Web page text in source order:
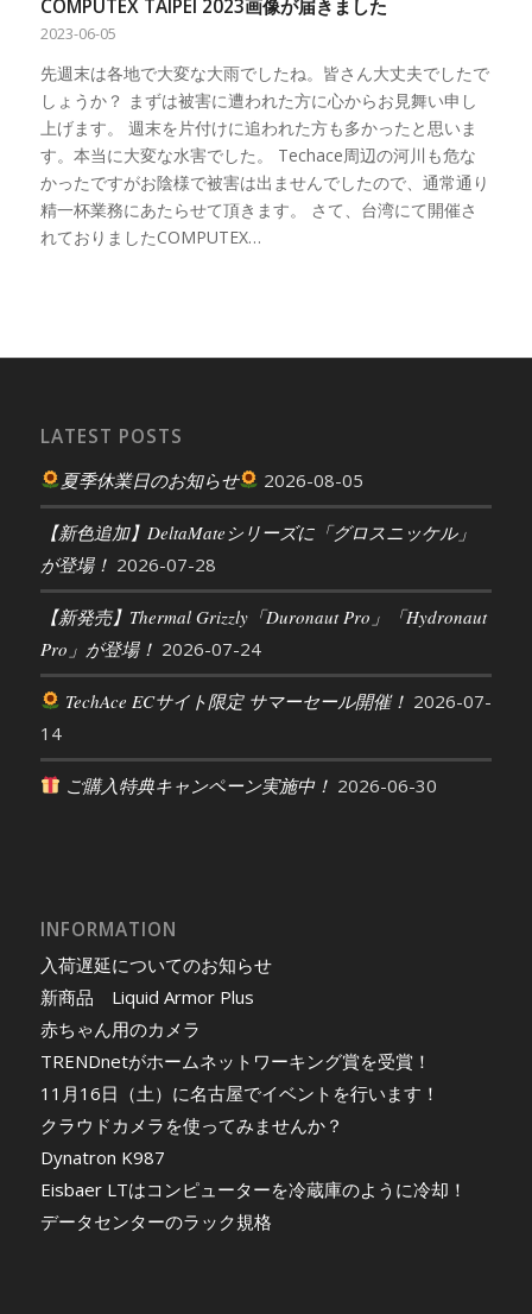
COMPUTEX TAIPEI 2023画像が届きました
2023-06-05
先週末は各地で大変な大雨でしたね。皆さん大丈夫でしたで
しょうか？ まずは被害に遭われた方に心からお見舞い申し
上げます。 週末を片付けに追われた方も多かったと思いま
す。本当に大変な水害でした。 Techace周辺の河川も危な
かったですがお陰様で被害は出ませんでしたので、通常通り
精一杯業務にあたらせて頂きます。 さて、台湾にて開催さ
れておりましたCOMPUTEX…
LATEST POSTS
夏季休業日のお知らせ 2026-08-05
【新色追加】DeltaMateシリーズに「グロスニッケル」
が登場！ 2026-07-28
【新発売】Thermal Grizzly「Duronaut Pro」「Hydronaut
Pro」が登場！ 2026-07-24
TechAce ECサイト限定 サマーセール開催！ 2026-07-
14
ご購入特典キャンペーン実施中！ 2026-06-30
INFORMATION
入荷遅延についてのお知らせ
新商品 Liquid Armor Plus
赤ちゃん用のカメラ
TRENDnetがホームネットワーキング賞を受賞！
11月16日（土）に名古屋でイベントを行います！
クラウドカメラを使ってみませんか？
Dynatron K987
Eisbaer LTはコンピューターを冷蔵庫のように冷却！
データセンターのラック規格